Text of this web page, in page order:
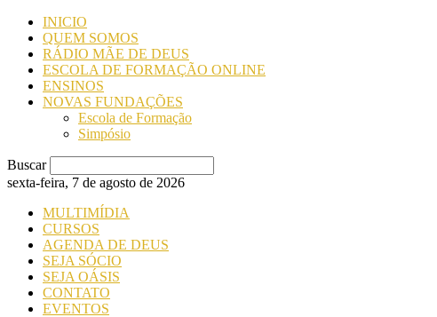
INICIO
QUEM SOMOS
RÁDIO MÃE DE DEUS
ESCOLA DE FORMAÇÃO ONLINE
ENSINOS
NOVAS FUNDAÇÕES
Escola de Formação
Simpósio
Buscar
sexta-feira, 7 de agosto de 2026
MULTIMÍDIA
CURSOS
AGENDA DE DEUS
SEJA SÓCIO
SEJA OÁSIS
CONTATO
EVENTOS